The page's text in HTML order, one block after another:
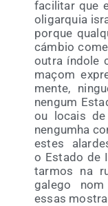
faci­li­tar que
oli­gar­quia
por­que
cám­bio
outra índo­le
maçom
men­te,
nen­gum
ou locais
nen­gumha
estes
o Esta­do de
tar­mos na
gale­go
essas